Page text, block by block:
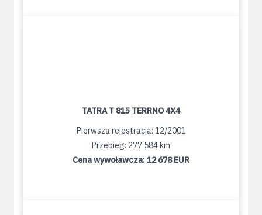
TATRA T 815 TERRNO 4X4
Pierwsza rejestracja: 12/2001
Przebieg: 277 584 km
Cena wywoławcza:12 678 EUR